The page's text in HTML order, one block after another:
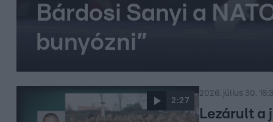
Bárdosi Sanyi a
bunyózni”
2:27
2026. július 30.
Lezárult a